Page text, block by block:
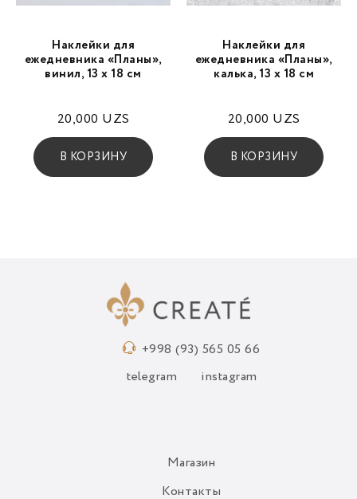
Наклейки для
ежедневника «Планы»,
винил, 13 х 18 см
20,000 UZS
В КОРЗИНУ
Наклейки для
ежедневника «Планы»,
калька, 13 х 18 см
20,000 UZS
В КОРЗИНУ
+998 (93) 565 05 66
telegram instagram
Магазин
Контакты